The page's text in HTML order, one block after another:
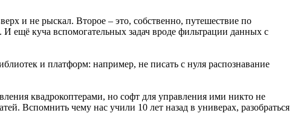
и не рыскал. Второе – это, собственно, путешествие по
И ещё куча вспомогательных задач вроде фильтрации данных с
и платформ: например, не писать с нуля распознавание
квадрокоптерами, но софт для управления ими никто не
Вспомнить чему нас учили 10 лет назад в универах, разобраться